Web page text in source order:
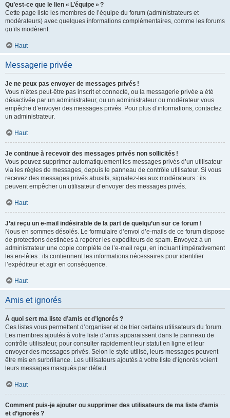
Qu’est-ce que le lien « L’équipe » ?
Cette page liste les membres de l’équipe du forum (administrateurs et
modérateurs) avec quelques informations complémentaires, comme les forums
qu’ils modèrent.
Haut
Messagerie privée
Je ne peux pas envoyer de messages privés !
Vous n’êtes peut-être pas inscrit et connecté, ou la messagerie privée a été
désactivée par un administrateur, ou un administrateur ou modérateur vous
empêche d’envoyer des messages privés. Pour plus d’informations, contactez
un administrateur.
Haut
Je continue à recevoir des messages privés non sollicités !
Vous pouvez supprimer automatiquement les messages privés d’un utilisateur
via les règles de messages, depuis le panneau de contrôle utilisateur. Si vous
recevez des messages privés abusifs, signalez-les aux modérateurs : ils
peuvent empêcher un utilisateur d’envoyer des messages privés.
Haut
J’ai reçu un e-mail indésirable de la part de quelqu’un sur ce forum !
Nous en sommes désolés. Le formulaire d’envoi d’e-mails de ce forum dispose
de protections destinées à repérer les expéditeurs de spam. Envoyez à un
administrateur une copie complète de l’e-mail reçu, en incluant impérativement
les en-têtes : ils contiennent les informations nécessaires pour identifier
l’expéditeur et agir en conséquence.
Haut
Amis et ignorés
À quoi sert ma liste d’amis et d’ignorés ?
Ces listes vous permettent d’organiser et de trier certains utilisateurs du forum.
Les membres ajoutés à votre liste d’amis apparaissent dans le panneau de
contrôle utilisateur, pour consulter rapidement leur statut en ligne et leur
envoyer des messages privés. Selon le style utilisé, leurs messages peuvent
être mis en surbrillance. Les utilisateurs ajoutés à votre liste d’ignorés voient
leurs messages masqués par défaut.
Haut
Comment puis-je ajouter ou supprimer des utilisateurs de ma liste d’amis
et d’ignorés ?